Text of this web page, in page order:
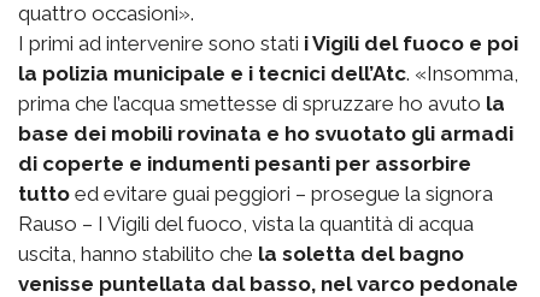
quattro occasioni».
I primi ad intervenire sono stati i Vigili del fuoco e poi
la polizia municipale e i tecnici dell’Atc. «Insomma,
prima che l’acqua smettesse di spruzzare ho avuto la
base dei mobili rovinata e ho svuotato gli armadi
di coperte e indumenti pesanti per assorbire
tutto ed evitare guai peggiori – prosegue la signora
Rauso – I Vigili del fuoco, vista la quantità di acqua
uscita, hanno stabilito che la soletta del bagno
venisse puntellata dal basso, nel varco pedonale